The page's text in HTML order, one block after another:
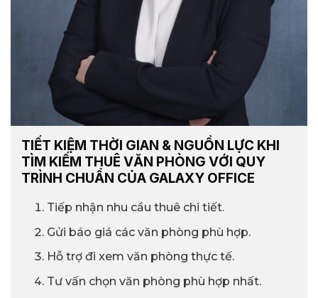
TIẾT KIỆM THỜI GIAN & NGUỒN LỰC KHI
TÌM KIẾM THUÊ VĂN PHÒNG VỚI QUY
TRÌNH CHUẨN CỦA GALAXY OFFICE
Tiếp nhận nhu cầu thuê chi tiết.
Gửi báo giá các văn phòng phù hợp.
Hỗ trợ đi xem văn phòng thực tế.
Tư vấn chọn văn phòng phù hợp nhất.